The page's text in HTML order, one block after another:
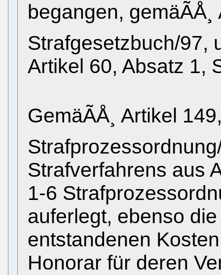
begangen,
Strafgesetzbuch/97,
Artikel 60, Absatz 1,
GemäÃÅ¸ Artikel
Strafverfahrens aus
1-6
auferlegt, ebenso
entstandenen
Honorar für deren